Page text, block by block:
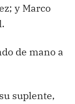
y Marco
de mano a
suplente,